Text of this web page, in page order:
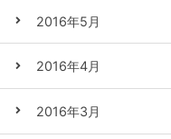
2016年5月
2016年4月
2016年3月